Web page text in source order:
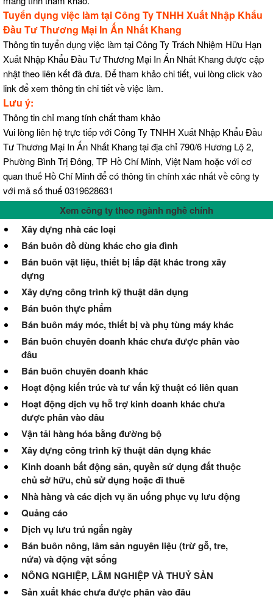
Tuyển dụng việc làm tại Công Ty TNHH Xuất Nhập Khẩu
Đầu Tư Thương Mại In Ấn Nhất Khang
Thông tin tuyển dụng việc làm tại Công Ty Trách Nhiệm Hữu Hạn
Xuất Nhập Khẩu Đầu Tư Thương Mại In Ấn Nhất Khang được cập
nhật theo liên kết đã đưa. Để tham khảo chi tiết, vui lòng click vào
link để xem thông tin chi tiết về việc làm.
Lưu ý:
Thông tin chỉ mang tính chất tham khảo
Vui lòng liên hệ trực tiếp với Công Ty TNHH Xuất Nhập Khẩu Đầu
Tư Thương Mại In Ấn Nhất Khang tại địa chỉ 790/6 Hương Lộ 2,
Phường Bình Trị Đông, TP Hồ Chí Minh, Việt Nam hoặc với cơ
quan thuế Hồ Chí Minh để có thông tin chính xác nhất về công ty
với mã số thuế 0319628631
Xem công ty theo ngành nghề chính
Xây dựng nhà các loại
Bán buôn đồ dùng khác cho gia đình
Bán buôn vật liệu, thiết bị lắp đặt khác trong xây
dựng
Xây dựng công trình kỹ thuật dân dụng
Bán buôn thực phẩm
Bán buôn máy móc, thiết bị và phụ tùng máy khác
Bán buôn chuyên doanh khác chưa được phân vào
đâu
Bán buôn chuyên doanh khác
Hoạt động kiến trúc và tư vấn kỹ thuật có liên quan
Hoạt động dịch vụ hỗ trợ kinh doanh khác chưa
được phân vào đâu
Vận tải hàng hóa bằng đường bộ
Xây dựng công trình kỹ thuật dân dụng khác
Kinh doanh bất động sản, quyền sử dụng đất thuộc
chủ sở hữu, chủ sử dụng hoặc đi thuê
Nhà hàng và các dịch vụ ăn uống phục vụ lưu động
Quảng cáo
Dịch vụ lưu trú ngắn ngày
Bán buôn nông, lâm sản nguyên liệu (trừ gỗ, tre,
nứa) và động vật sống
NÔNG NGHIỆP, LÂM NGHIỆP VÀ THUỶ SẢN
Sản xuất khác chưa được phân vào đâu